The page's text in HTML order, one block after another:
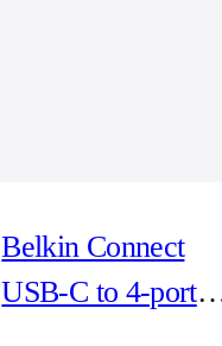
Belkin Connect
USB-C to 4-port